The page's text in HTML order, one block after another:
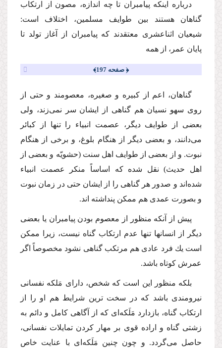
درباره اینكه پیامبران تا چه اندازه، مصون از ارتكاب
گناهان هستند بین طوایف مسلمین، اختلاف است:
شیعیان اثناعشرى معتقدند كه پیامبران از آغاز تولد تا
پایان عمر، از همه
﴿ صفحه 197﴾
گناهان، اعم از كبیره و صغیره، معصومند و حتى از
روى سهو نسیان هم گناهى از ایشان سر نمى‌زند، ولى
بعضى از طوایف دیگر، عصمت انبیاء را تنها از كبائر
مى‌دانند، و بعضى دیگر از هنگام بلوغ، و برخى از هنگام
نبوت. و از بعضى از طوایف اهل سنت (حشویّه و بعضى از
اهل حدیث) نقل شده كه اساساً منكر عصمت انبیاء
شده‌اند و صدور هر گناهى را از ایشان حتى در زمان نبوت
و بصورت عمدى هم ممكن پنداشته اند.
پیش از آنكه منظور از معصوم بودن پیامبران یا بعضى
دیگر از انسانها تنها عدم ارتكاب گناه نیست، زیرا ممكن
است یك فرد عادى هم مرتكب گناهى نشود مخصوصاً اگر
عمرش كوتاه باشد.
بلكه منظور این است كه شخص، داراى مَلكه نفسانى
نیرومندى باشد كه در سخت ترین شرایط هم او را از
ارتكاب گناه، بازدارد مَلَكه‌اى كه از آگاهى كامل و دائم به
زشتى گناه و اراده قوى بر مهار كردن تمایلات نفسانى،
حاصل مى‌گردد. و چون چنین مَلَكه‌اى با عنایت خاص